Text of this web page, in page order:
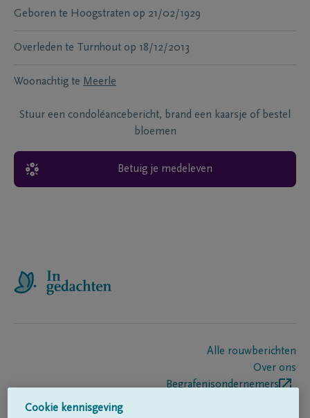
Geboren te Hoogstraten op 21/02/1929
Overleden te Turnhout op 18/12/2013
Woonachtig te Meerle
Stuur een condoléancebericht, brand een kaarsje of bestel
bloemen
Betuig je medeleven
Alle rouwberichten
Over ons
Begrafenisondernemers
Cookie kennisgeving